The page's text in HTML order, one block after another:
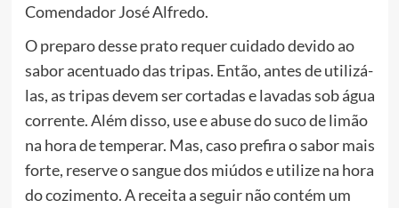
Comendador José Alfredo.
O preparo desse prato requer cuidado devido ao
sabor acentuado das tripas. Então, antes de utilizá-
las, as tripas devem ser cortadas e lavadas sob água
corrente. Além disso, use e abuse do suco de limão
na hora de temperar. Mas, caso prefira o sabor mais
forte, reserve o sangue dos miúdos e utilize na hora
do cozimento. A receita a seguir não contém um